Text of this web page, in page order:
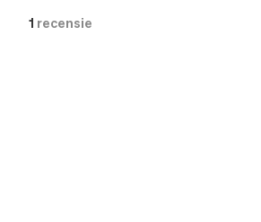
1 recensie